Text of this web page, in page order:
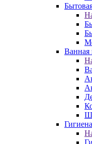
Ванная
Гигиена